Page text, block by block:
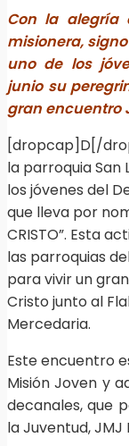
Con la alegría
misionera,
uno de los
junio su
gran encuentro
[dropcap]D[/
la parroquia San
los jóvenes del
que lleva por
CRISTO”. Esta
las parroquias
para vivir un
Cristo junto al
Mercedaria.
Este encuentro
Misión Joven y
decanales, que
la Juventud, JMJ